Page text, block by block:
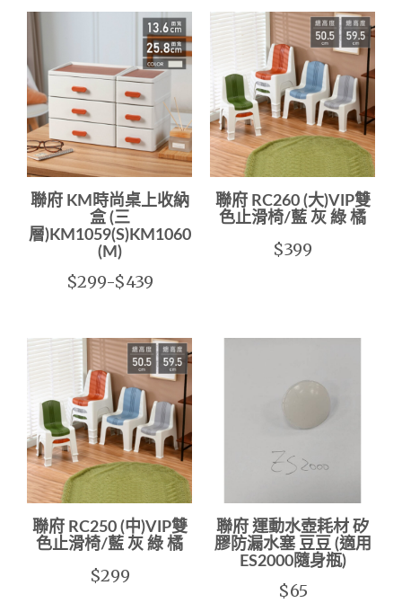
聯府 KM時尚桌上收納
盒 (三
層)KM1059(S)KM1060
(M)
$299-$439
聯府 RC260 (大)VIP雙
色止滑椅/藍 灰 綠 橘
$399
聯府 RC250 (中)VIP雙
色止滑椅/藍 灰 綠 橘
$299
聯府 運動水壺耗材 矽
膠防漏水塞 豆豆 (適用
ES2000隨身瓶)
$65